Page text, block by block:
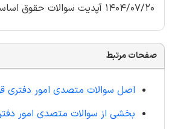
1404/07/20 آپدیت سوالات حقوق اساسی
صفحات مرتبط
اصل سوالات متصدی امور دفتری قوه
بخشی از سوالات متصدی امور